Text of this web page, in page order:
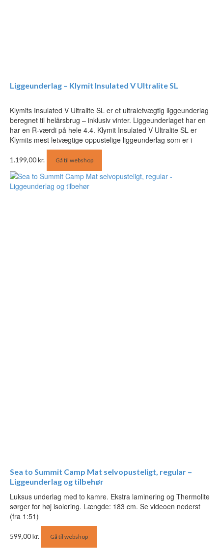
Liggeunderlag – Klymit Insulated V Ultralite SL
Klymits Insulated V Ultralite SL er et ultraletvægtig liggeunderlag
beregnet til helårsbrug – inklusiv vinter. Liggeunderlaget har en
har en R-værdi på hele 4.4. Klymit Insulated V Ultralite SL er
Klymits mest letvægtige oppustelige liggeunderlag som er i
1.199,00kr. Gå til webshop
Sea to Summit Camp Mat selvopusteligt, regular –
Liggeunderlag og tilbehør
Luksus underlag med to kamre. Ekstra laminering og Thermolite
sørger for høj isolering. Længde: 183 cm. Se videoen nederst
(fra 1:51)
599,00kr. Gå til webshop